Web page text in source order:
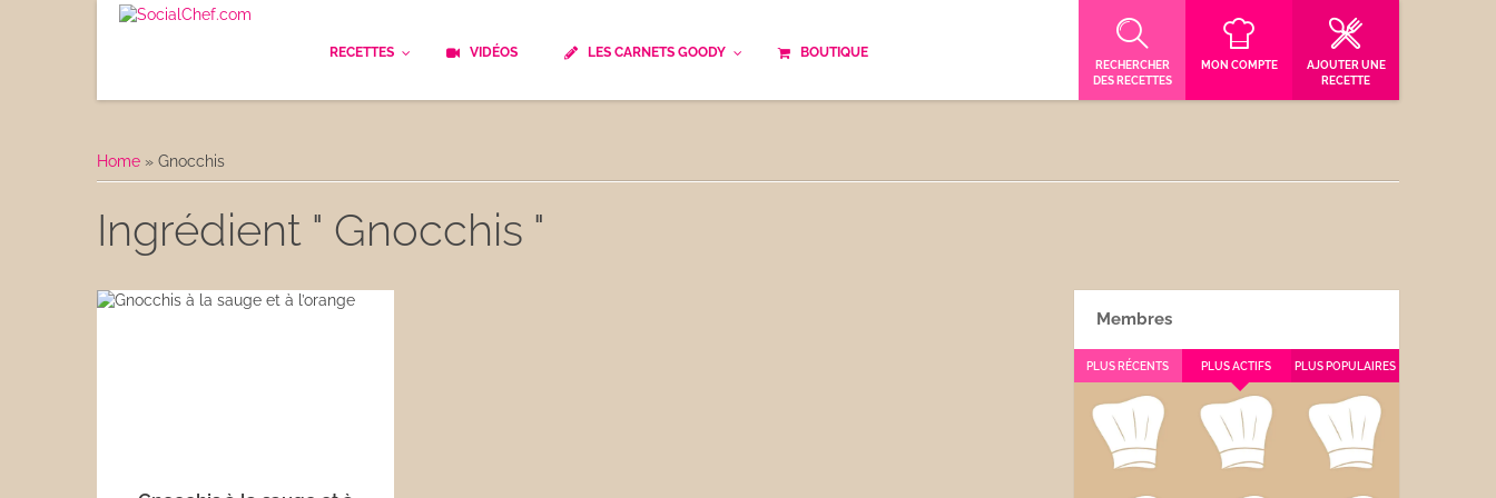
RECETTES
Le Pain
Apéritifs
Déjeuner
Cuisine française traditionnelle
VIDÉOS LES CARNETS GOODY
Spécialité culinaire
BOUTIQUE
RECHERCHER
DES RECETTES
MON COMPTE
AJOUTER UNE
RECETTE
Home » Gnocchis
Ingrédient " Gnocchis "
Membres
PLUS RÉCENTS PLUS ACTIFS PLUS POPULAIRES